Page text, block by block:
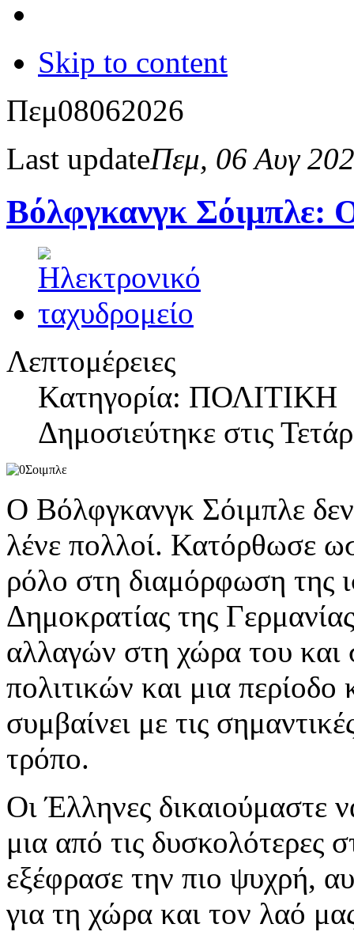
Skip to content
Πεμ08062026
Last updateΠεμ, 06 Αυγ
Βόλφγκανγκ Σόιμπλε: Ο
Λεπτομέρειες
Κατηγορία: ΠΟΛΙΤΙΚΗ
Δημοσιεύτηκε στις
Ο Βόλφγκανγκ Σόιμπλε
λένε πολλοί. Κατόρθωσε
ρόλο στη διαμόρφωση της
Δημοκρατίας της
αλλαγών στη χώρα του και
πολιτικών και μια
συμβαίνει με τις
τρόπο.
Οι Έλληνες δικαιούμαστε
μια από τις δυσκολότερες
εξέφρασε την πιο ψυχρή,
για τη χώρα και τον λαό